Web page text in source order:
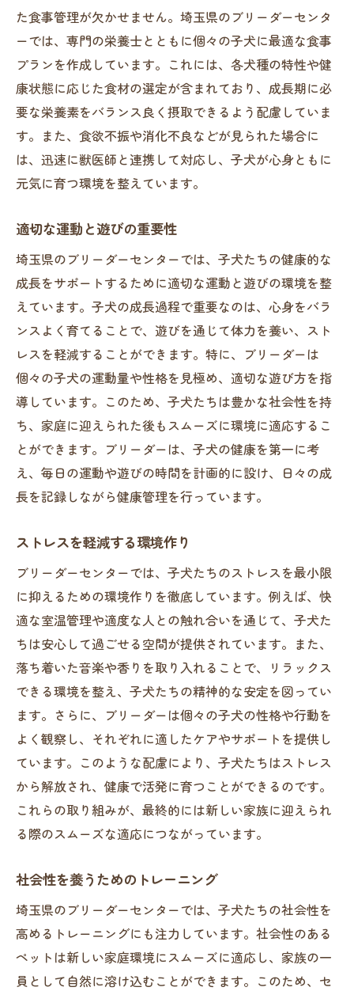
た食事管理が欠かせません。埼玉県のブリーダーセンタ
ーでは、専門の栄養士とともに個々の子犬に最適な食事
プランを作成しています。これには、各犬種の特性や健
康状態に応じた食材の選定が含まれており、成長期に必
要な栄養素をバランス良く摂取できるよう配慮していま
す。また、食欲不振や消化不良などが見られた場合に
は、迅速に獣医師と連携して対応し、子犬が心身ともに
元気に育つ環境を整えています。
適切な運動と遊びの重要性
埼玉県のブリーダーセンターでは、子犬たちの健康的な
成長をサポートするために適切な運動と遊びの環境を整
えています。子犬の成長過程で重要なのは、心身をバラ
ンスよく育てることで、遊びを通じて体力を養い、スト
レスを軽減することができます。特に、ブリーダーは
個々の子犬の運動量や性格を見極め、適切な遊び方を指
導しています。このため、子犬たちは豊かな社会性を持
ち、家庭に迎えられた後もスムーズに環境に適応するこ
とができます。ブリーダーは、子犬の健康を第一に考
え、毎日の運動や遊びの時間を計画的に設け、日々の成
長を記録しながら健康管理を行っています。
ストレスを軽減する環境作り
ブリーダーセンターでは、子犬たちのストレスを最小限
に抑えるための環境作りを徹底しています。例えば、快
適な室温管理や適度な人との触れ合いを通じて、子犬た
ちは安心して過ごせる空間が提供されています。また、
落ち着いた音楽や香りを取り入れることで、リラックス
できる環境を整え、子犬たちの精神的な安定を図ってい
ます。さらに、ブリーダーは個々の子犬の性格や行動を
よく観察し、それぞれに適したケアやサポートを提供し
ています。このような配慮により、子犬たちはストレス
から解放され、健康で活発に育つことができるのです。
これらの取り組みが、最終的には新しい家族に迎えられ
る際のスムーズな適応につながっています。
社会性を養うためのトレーニング
埼玉県のブリーダーセンターでは、子犬たちの社会性を
高めるトレーニングにも注力しています。社会性のある
ペットは新しい家庭環境にスムーズに適応し、家族の一
員として自然に溶け込むことができます。このため、セ